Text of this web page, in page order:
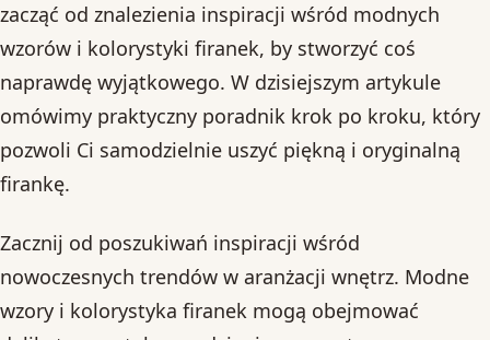
zacząć od znalezienia inspiracji wśród modnych
wzorów i kolorystyki firanek, by stworzyć coś
naprawdę wyjątkowego. W dzisiejszym artykule
omówimy praktyczny poradnik krok po kroku, który
pozwoli Ci samodzielnie uszyć piękną i oryginalną
firankę.
Zacznij od poszukiwań inspiracji wśród
nowoczesnych trendów w aranżacji wnętrz. Modne
wzory i kolorystyka firanek mogą obejmować